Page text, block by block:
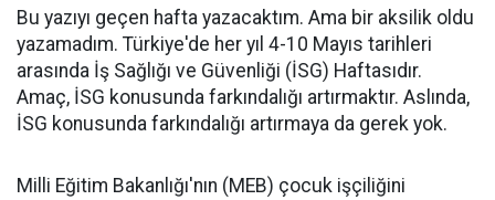
Bu yazıyı geçen hafta yazacaktım. Ama bir aksilik oldu
yazamadım. Türkiye'de her yıl 4-10 Mayıs tarihleri
arasında İş Sağlığı ve Güvenliği (İSG) Haftasıdır.
Amaç, İSG konusunda farkındalığı artırmaktır. Aslında,
İSG konusunda farkındalığı artırmaya da gerek yok.
Milli Eğitim Bakanlığı'nın (MEB) çocuk işçiliğini